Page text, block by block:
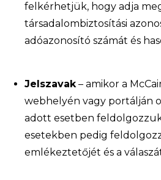
felkérhetjük, hogy adja
társadalombiztosítási
adóazonosító számát és
Jelszavak– amikor a
webhelyén vagy portálján
adott esetben feldolgozzuk
esetekben pedig
emlékeztetőjét és a